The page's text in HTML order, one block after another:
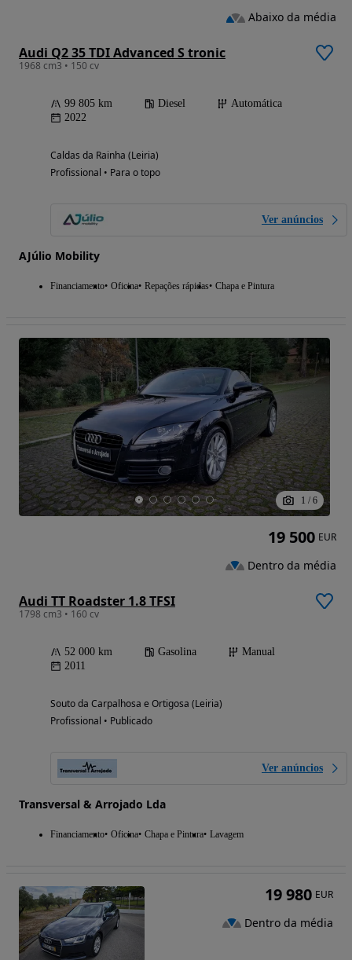
Audi Q2 35 TDI Advanced S tronic
1968 cm3 • 150 cv
99 805 km Diesel
Automática
2022
Caldas da Rainha (Leiria)
Profissional • Para o topo
Ver anúncios
AJúlio Mobility
Financiamento Oficina Repações rápidas Chapa e Pintura
Abaixo da média
1 / 6
Audi TT Roadster 1.8 TFSI
1798 cm3 • 160 cv
52 000 km Gasolina
Manual
2011
Souto da Carpalhosa e Ortigosa (Leiria)
Profissional • Publicado
Ver anúncios
Transversal & Arrojado Lda
Financiamento Oficina Chapa e Pintura Lavagem
19 500 EUR
Dentro da média
19 980 EUR
Dentro da média